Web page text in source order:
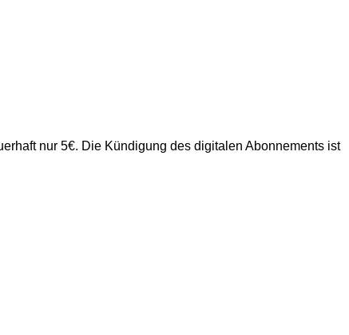
nur 5€. Die Kündigung des digitalen Abonnements ist